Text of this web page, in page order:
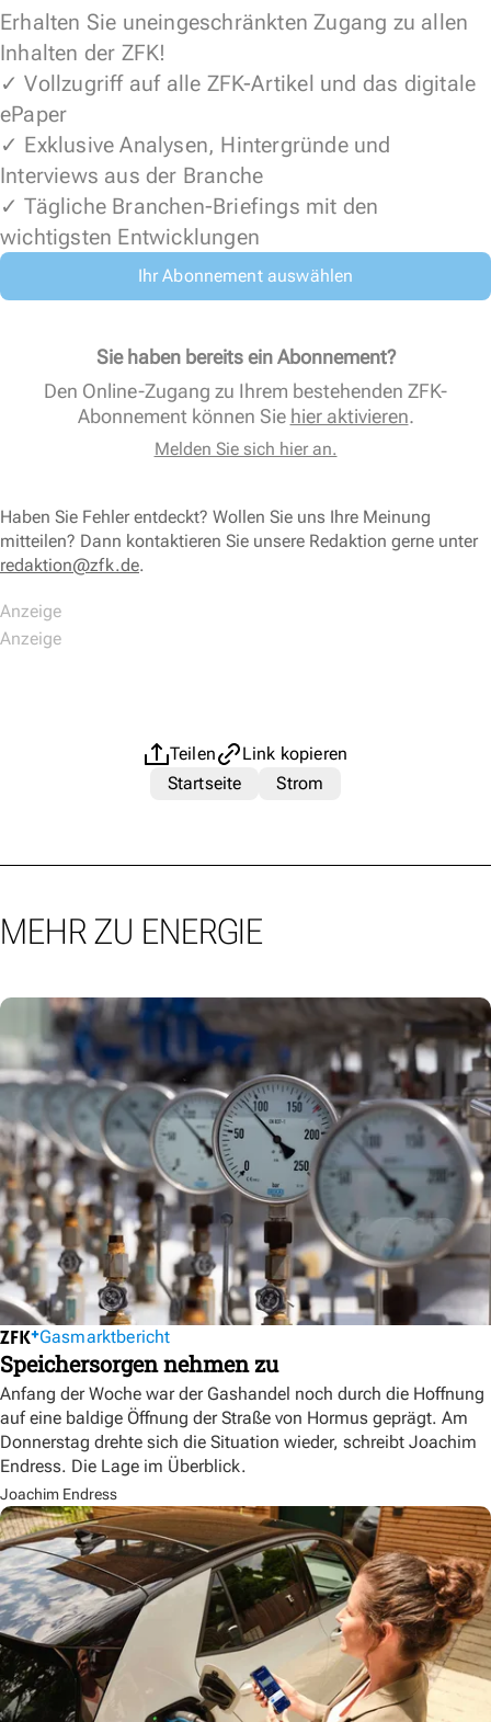
Erhalten Sie uneingeschränkten Zugang zu allen
Inhalten der ZFK!
✓ Vollzugriff auf alle ZFK-Artikel und das digitale
ePaper
✓ Exklusive Analysen, Hintergründe und
Interviews aus der Branche
✓ Tägliche Branchen-Briefings mit den
wichtigsten Entwicklungen
Ihr Abonnement auswählen
Sie haben bereits ein Abonnement?
Den Online-Zugang zu Ihrem bestehenden ZFK-
Abonnement können Sie hier aktivieren.
Melden Sie sich hier an.
Haben Sie Fehler entdeckt? Wollen Sie uns Ihre Meinung
mitteilen? Dann kontaktieren Sie unsere Redaktion gerne unter
redaktion@zfk.de.
Teilen
Link kopieren
Startseite
Strom
MEHR ZU ENERGIE
Gasmarktbericht
Speichersorgen nehmen zu
Anfang der Woche war der Gashandel noch durch die Hoffnung
auf eine baldige Öffnung der Straße von Hormus geprägt. Am
Donnerstag drehte sich die Situation wieder, schreibt Joachim
Endress. Die Lage im Überblick.
Joachim Endress